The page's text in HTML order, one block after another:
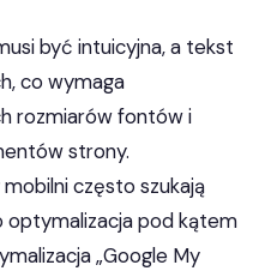
być intuicyjna, a tekst
co wymaga
rozmiarów fontów i
strony.
często szukają
optymalizacja pod kątem
„Google My